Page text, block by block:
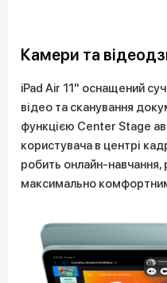
Камери та
iPad Air 11" оснащений
відео та сканування
функцією Center Stage
користувача в центрі
робить онлайн-навчання,
максимально